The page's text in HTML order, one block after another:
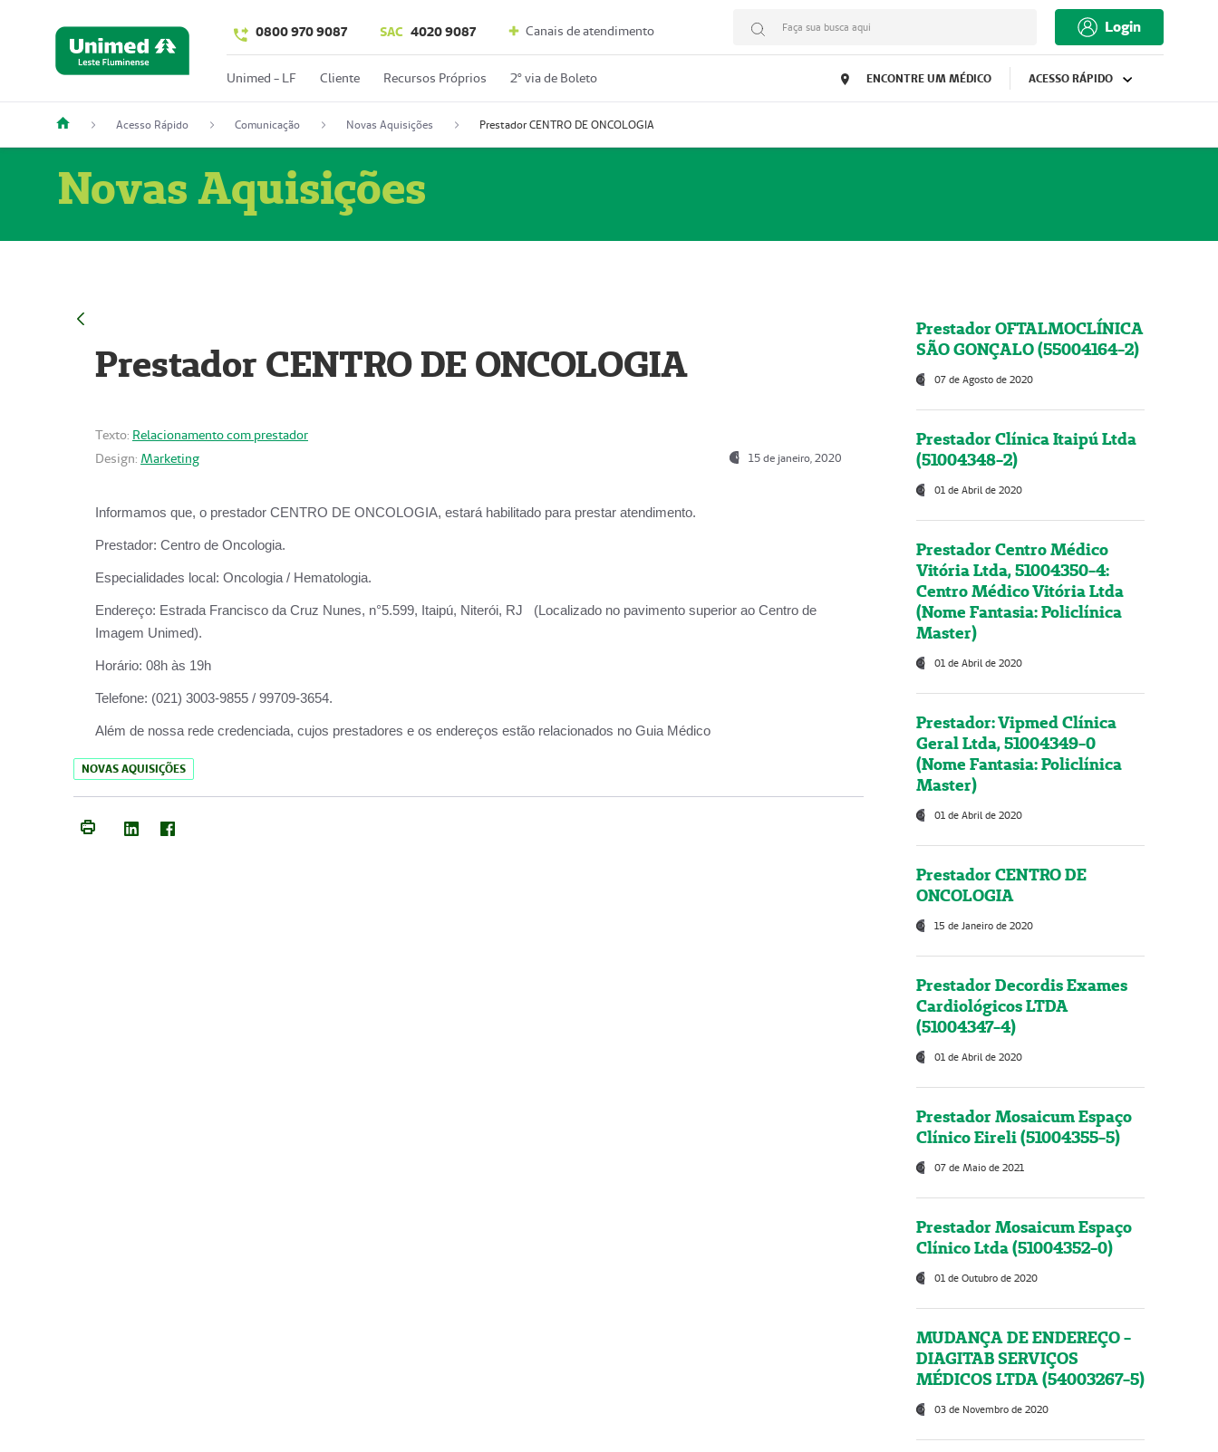
0800 970 9087 SAC 4020 9087 Canais de atendimento Faça sua busca aqui Login
Unimed - LF Cliente Recursos Próprios 2º via de Boleto ENCONTRE UM MÉDICO ACESSO RÁPIDO
Acesso Rápido Comunicação Novas Aquisições Prestador CENTRO DE ONCOLOGIA
Novas Aquisições
Prestador CENTRO DE ONCOLOGIA
Texto: Relacionamento com prestador
Design: Marketing 15 de janeiro, 2020
Informamos que, o prestador CENTRO DE ONCOLOGIA, estará habilitado para prestar atendimento.
Prestador: Centro de Oncologia.
Especialidades local: Oncologia / Hematologia.
Endereço: Estrada Francisco da Cruz Nunes, n°5.599, Itaipú, Niterói, RJ (Localizado no pavimento superior ao Centro de
Imagem Unimed).
Horário: 08h às 19h
Telefone: (021) 3003-9855 / 99709-3654.
Além de nossa rede credenciada, cujos prestadores e os endereços estão relacionados no Guia Médico
NOVAS AQUISIÇÕES
Prestador OFTALMOCLÍNICA
SÃO GONÇALO (55004164-2)
07 de Agosto de 2020
Prestador Clínica Itaipú Ltda
(51004348-2)
01 de Abril de 2020
Prestador Centro Médico
Vitória Ltda, 51004350-4:
Centro Médico Vitória Ltda
(Nome Fantasia: Policlínica
Master)
01 de Abril de 2020
Prestador: Vipmed Clínica
Geral Ltda, 51004349-0
(Nome Fantasia: Policlínica
Master)
01 de Abril de 2020
Prestador CENTRO DE
ONCOLOGIA
15 de Janeiro de 2020
Prestador Decordis Exames
Cardiológicos LTDA
(51004347-4)
01 de Abril de 2020
Prestador Mosaicum Espaço
Clínico Eireli (51004355-5)
07 de Maio de 2021
Prestador Mosaicum Espaço
Clínico Ltda (51004352-0)
01 de Outubro de 2020
MUDANÇA DE ENDEREÇO -
DIAGITAB SERVIÇOS
MÉDICOS LTDA (54003267-5)
03 de Novembro de 2020